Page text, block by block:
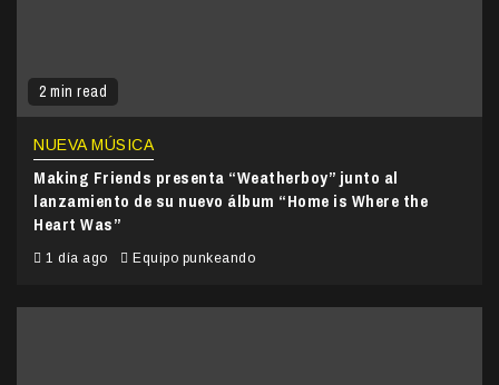
2 min read
NUEVA MÚSICA
Making Friends presenta “Weatherboy” junto al
lanzamiento de su nuevo álbum “Home is Where the
Heart Was”
1 día ago Equipo punkeando